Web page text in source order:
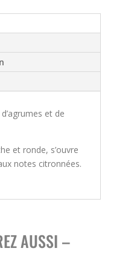
et de
et ronde, s’ouvre
notes citronnées.
AUSSI –